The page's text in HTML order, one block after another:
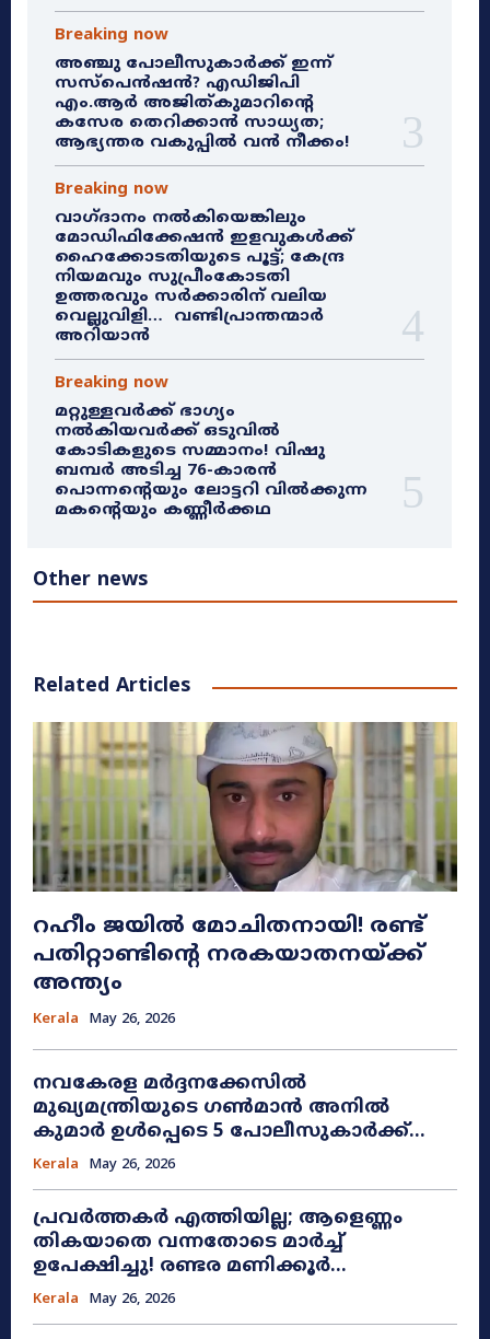
Breaking now
അഞ്ചു പോലീസുകാർക്ക് ഇന്ന്
സസ്‌പെൻഷൻ? എഡിജിപി
എം.ആർ അജിത്കുമാറിൻ്റെ
കസേര തെറിക്കാൻ സാധ്യത;
ആഭ്യന്തര വകുപ്പിൽ വൻ നീക്കം!
Breaking now
വാഗ്ദാനം നൽകിയെങ്കിലും
മോഡിഫിക്കേഷൻ ഇളവുകൾക്ക്
ഹൈക്കോടതിയുടെ പൂട്ട്; കേന്ദ്ര
നിയമവും സുപ്രീംകോടതി
ഉത്തരവും സർക്കാരിന് വലിയ
വെല്ലുവിളി… വണ്ടിപ്രാന്തന്മാർ
അറിയാൻ
Breaking now
മറ്റുള്ളവർക്ക് ഭാഗ്യം
നൽകിയവർക്ക് ഒടുവിൽ
കോടികളുടെ സമ്മാനം! വിഷു
ബമ്പർ അടിച്ച 76-കാരൻ
പൊന്നന്റെയും ലോട്ടറി വിൽക്കുന്ന
മകന്റെയും കണ്ണീർക്കഥ
Other news
Related Articles
റഹീം ജയിൽ മോചിതനായി! രണ്ട്
പതിറ്റാണ്ടിന്റെ നരകയാതനയ്ക്ക്
അന്ത്യം
Kerala May 26, 2026
നവകേരള മർദ്ദനക്കേസിൽ
മുഖ്യമന്ത്രിയുടെ ഗൺമാൻ അനിൽ
കുമാർ ഉൾപ്പെടെ 5 പോലീസുകാർക്ക്...
Kerala May 26, 2026
പ്രവർത്തകർ എത്തിയില്ല; ആളെണ്ണം
തികയാതെ വന്നതോടെ മാർച്ച്
ഉപേക്ഷിച്ചു! രണ്ടര മണിക്കൂർ...
Kerala May 26, 2026